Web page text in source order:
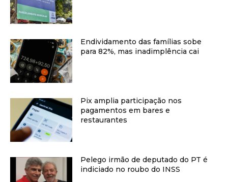
Endividamento das famílias sobe
para 82%, mas inadimplência cai
Pix amplia participação nos
pagamentos em bares e
restaurantes
Pelego irmão de deputado do PT é
indiciado no roubo do INSS